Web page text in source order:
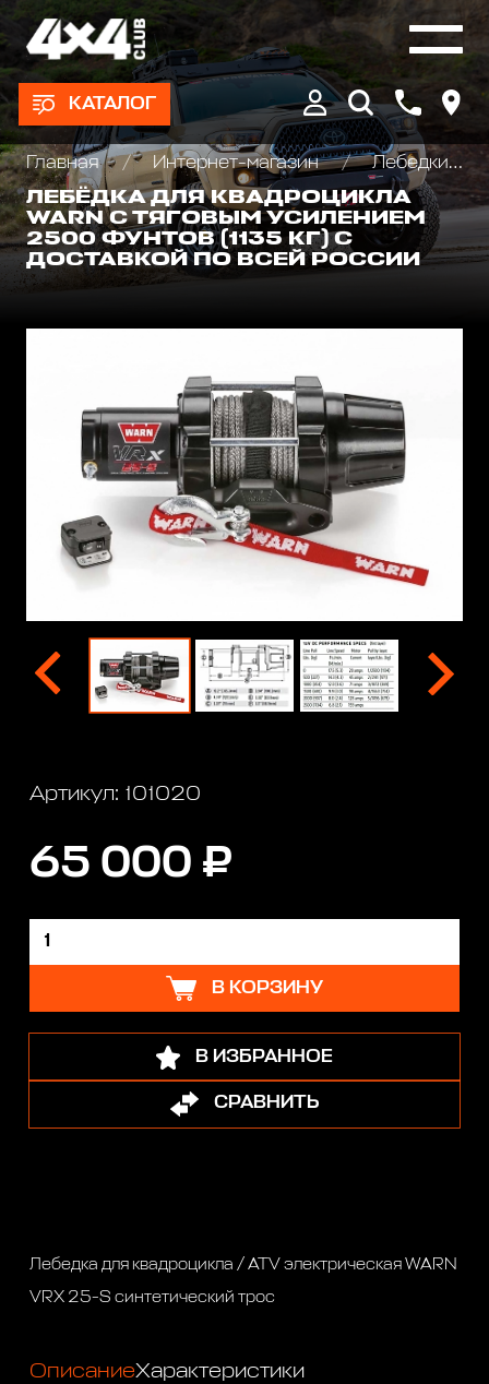
КАТАЛОГ
Главная Интернет-магазин
Лебедки автомобильные, для квадроциклов и эвакуаторов
ЛЕБЁДКА ДЛЯ КВАДРОЦИКЛА
WARN С ТЯГОВЫМ УСИЛЕНИЕМ
2500 ФУНТОВ (1135 КГ) С
ДОСТАВКОЙ ПО ВСЕЙ РОССИИ
Артикул: 101020
65 000 ₽
В КОРЗИНУ
В ИЗБРАННОЕ
СРАВНИТЬ
Лебедка для квадроцикла / ATV электрическая WARN
VRX 25-S синтетический трос
ОписаниеХарактеристики